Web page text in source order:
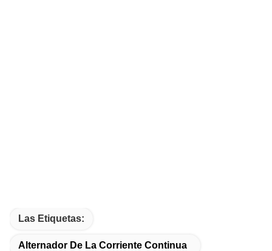
Las Etiquetas:
Alternador De La Corriente Continua